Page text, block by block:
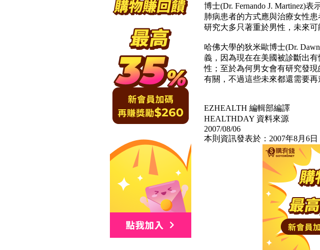
博士(Dr. Fernando J. Martinez)
肺病患者的方式應與治療女性
研究大多只著重於男性，未來可
哈佛大學的狄米歐博士(Dr.
義，因為現在在美國被診斷出
性；至於為何男女會有研究發
有關，不過這些未來都還需要再
EZHEALTH 編輯部編譯
HEALTHDAY 資料來源
2007/08/06
本則資訊發表於：2007年8月6日